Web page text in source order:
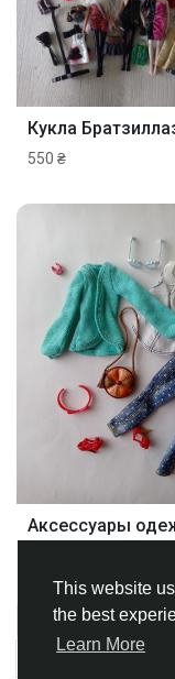
This website
the best
Learn More
550 ₴
Anzeigen (1-12 von
Next Step